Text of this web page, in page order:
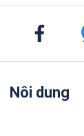
Nôi dung